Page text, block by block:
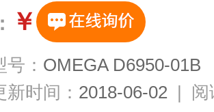
￥
号： OMEGA D6950-01B
新时间： 2018-06-02 | 阅